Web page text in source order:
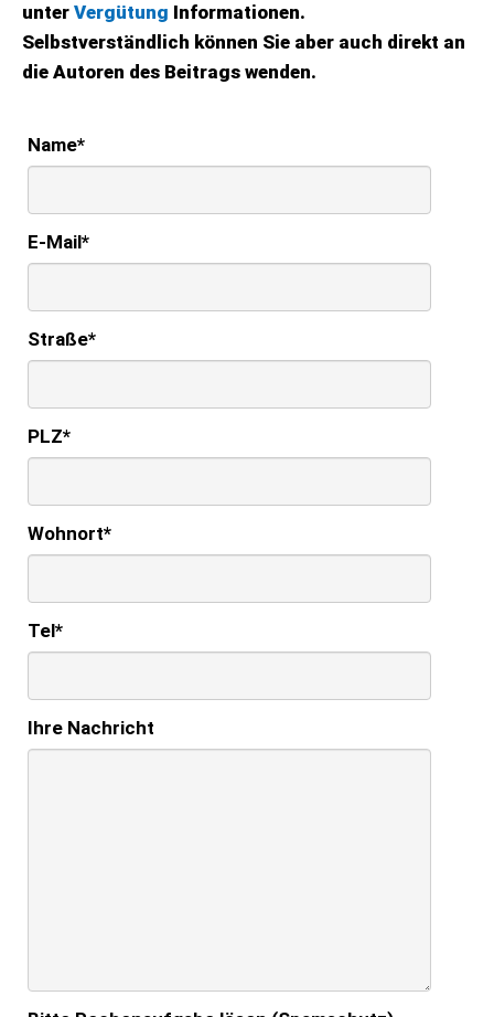
unter Vergütung Informationen.
Selbstverständlich können Sie aber auch direkt an
die Autoren des Beitrags wenden.
Name*
E-Mail*
Straße*
PLZ*
Wohnort*
Tel*
Ihre Nachricht